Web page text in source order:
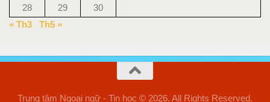
28
29
30
« Th3
Th5 »
Trung tâm Ngoại ngữ - Tin học © 2026. All Rights Reserved.